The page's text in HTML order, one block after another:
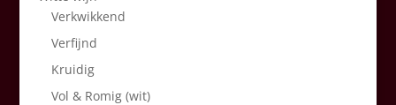
Verkwikkend
Verfijnd
Kruidig
Vol & Romig (wit)